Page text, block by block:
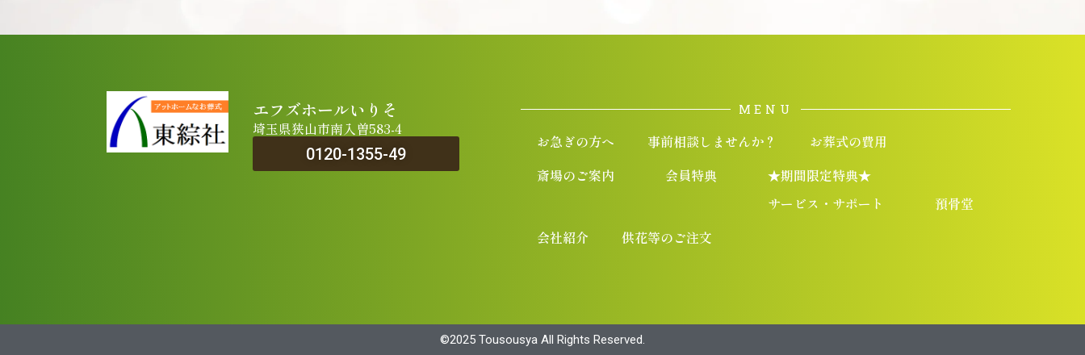
エフズホールいりそ
埼玉県狭山市南入曽583-4
0120-1355-49
MENU
お急ぎの方へ 事前相談しませんか？
お葬式の費用
斎場のご案内
会員特典
★期間限定特典★
サービス・サポート
預骨堂
会社紹介
供花等のご注文
©︎2025 Tousousya All Rights Reserved.